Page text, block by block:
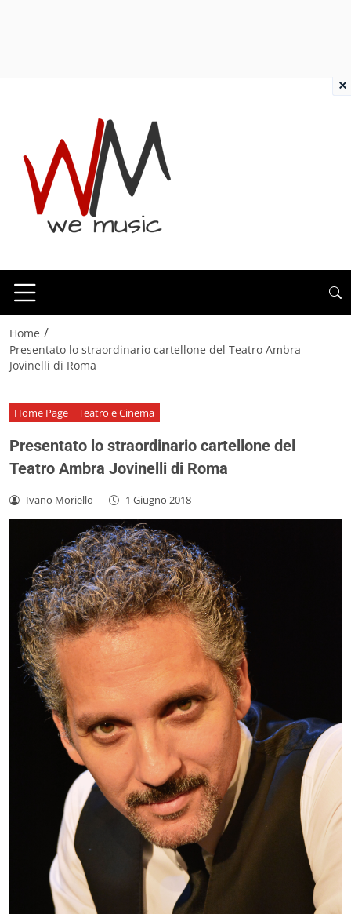
Home /
Presentato lo straordinario cartellone del Teatro Ambra
Jovinelli di Roma
Home Page Teatro e Cinema
Presentato lo straordinario cartellone del
Teatro Ambra Jovinelli di Roma
Ivano Moriello - 1 Giugno 2018
×